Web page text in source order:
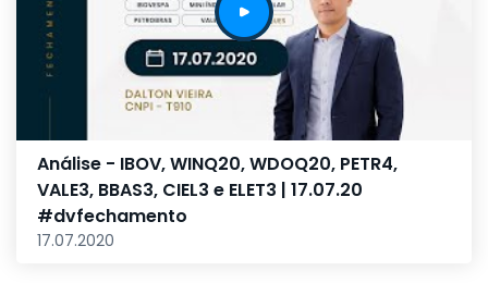
Análise - IBOV, WINQ20, WDOQ20, PETR4,
VALE3, BBAS3, CIEL3 e ELET3 | 17.07.20
#dvfechamento
17.07.2020